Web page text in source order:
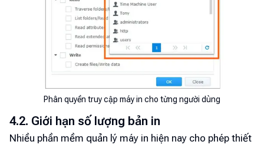
Phân quyền truy cập máy in cho từng người dùng
4.2. Giới hạn số lượng bản in
Nhiều phần mềm quản lý máy in hiện nay cho phép thiết